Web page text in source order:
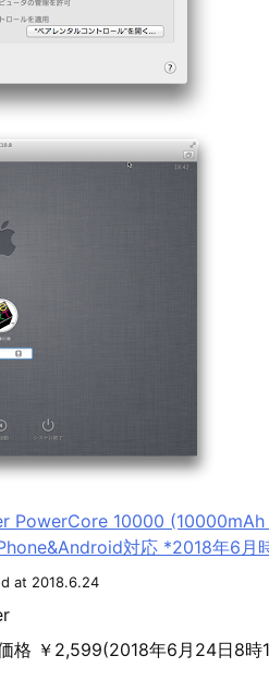
PowerCore 10000 (10000mAh
対応 *2018年6月
at 2018.6.24
格 ￥2,599(2018年6月24日8時